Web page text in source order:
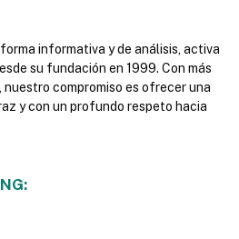
informativa y de análisis, activa
su fundación en 1999. Con más
compromiso es ofrecer una
y con un profundo respeto hacia